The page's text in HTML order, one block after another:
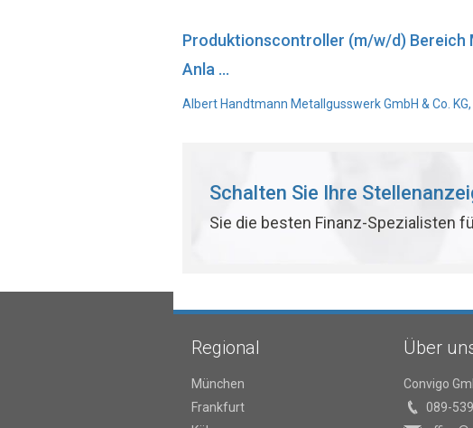
Produktionscontroller (m/w/d) Bereich
Anla ...
Albert Handtmann Metallgusswerk GmbH & Co.
Schalten Sie Ihre
Sie die besten Finanz-Spezialisten
Regional
München
Frankfurt
Über
Convigo
089-